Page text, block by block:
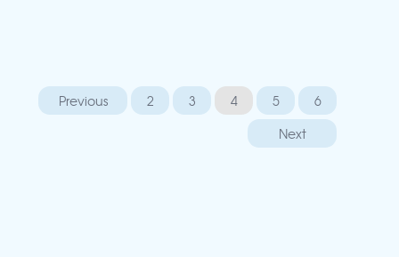
Previous 2 3 4 5
6
Next